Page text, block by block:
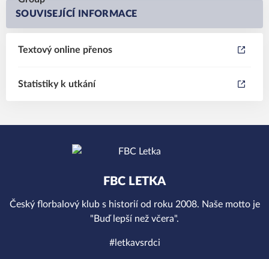
SOUVISEJÍCÍ INFORMACE
Textový online přenos
Statistiky k utkání
FBC LETKA
Český florbalový klub s historií od roku 2008. Naše motto je
"Buď lepší než včera".
#letkavsrdci